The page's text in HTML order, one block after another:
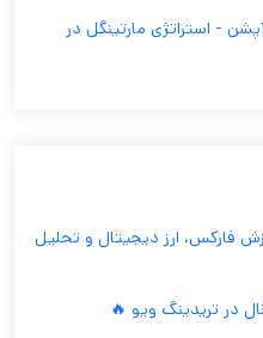
- استراتژی مارتینگل در
فارکس، ارز دیجیتال و تحلیل
در تریدینگ ویو 🔥